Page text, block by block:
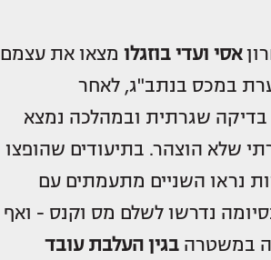
אסי ועדי בוזגלו מצאו את עצמם
במכס בנתב"ג, לאחר
שגרתית ובמהלכה נמצא
שלא הוצהר. בתיעודים שהופצו
נראו השניים מתעמתים עם
נדרשו לשלם מס וקנס - ואף
במשטרה בגין העלבת עובד